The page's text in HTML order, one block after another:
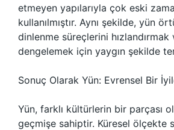
etmeyen yapılarıyla çok eski
kullanılmıştır. Aynı şekilde, yün
dinlenme süreçlerini
dengelemek için yaygın şekilde
Sonuç Olarak Yün: Evrensel Bir
Yün, farklı kültürlerin bir parçası
geçmişe sahiptir. Küresel ölçekte